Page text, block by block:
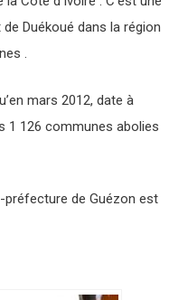
Duékoué dans la région
.
mars 2012, date à
1 126 communes abolies
préfecture de Guézon est